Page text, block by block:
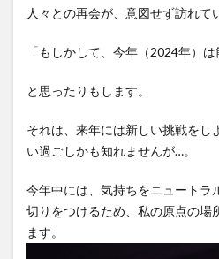
人々との再会が、意図せず訪れて
「もしかして、今年（2024年）は
と思ったりもします。
それは、来年には新しい挑戦をし
い過ごしかも知れませんが…。
今年中には、気持ちをニュートラ
切りをつけるため、私の原点の場
ます。